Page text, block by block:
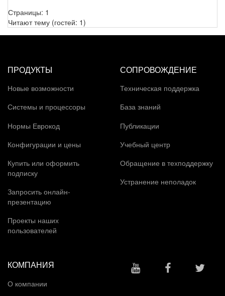
Страницы: 1
Читают тему (гостей: 1)
ПРОДУКТЫ
Новые возможности
Системы и процессоры
Нормы Еврокод
Конфигурации и цены
Купить или оформить
подписку
Запросить онлайн-
презентацию
Проекты наших
пользователей
СОПРОВОЖДЕНИЕ
Техническая поддержка
База знаний
Публикации
Учебный центр
Обращение в техподдержку
Устранение неполадок
КОМПАНИЯ
О компании